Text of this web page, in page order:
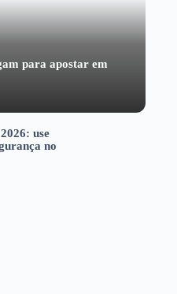
para apostar em
use
no